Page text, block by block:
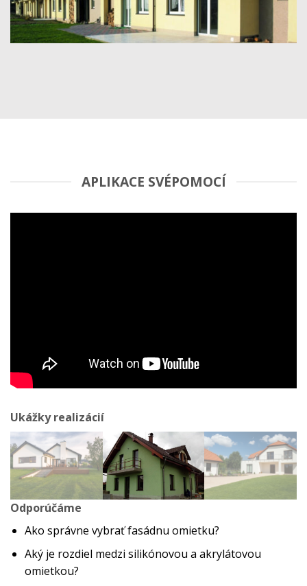
APLIKACE SVÉPOMOCÍ
Ukážky realizácií
Odporúčáme
Ako správne vybrať fasádnu omietku?
Aký je rozdiel medzi silikónovou a akrylátovou
omietkou?